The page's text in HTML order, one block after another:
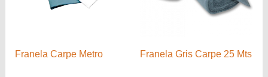
Franela Carpe Metro Franela Gris Carpe 25 Mts